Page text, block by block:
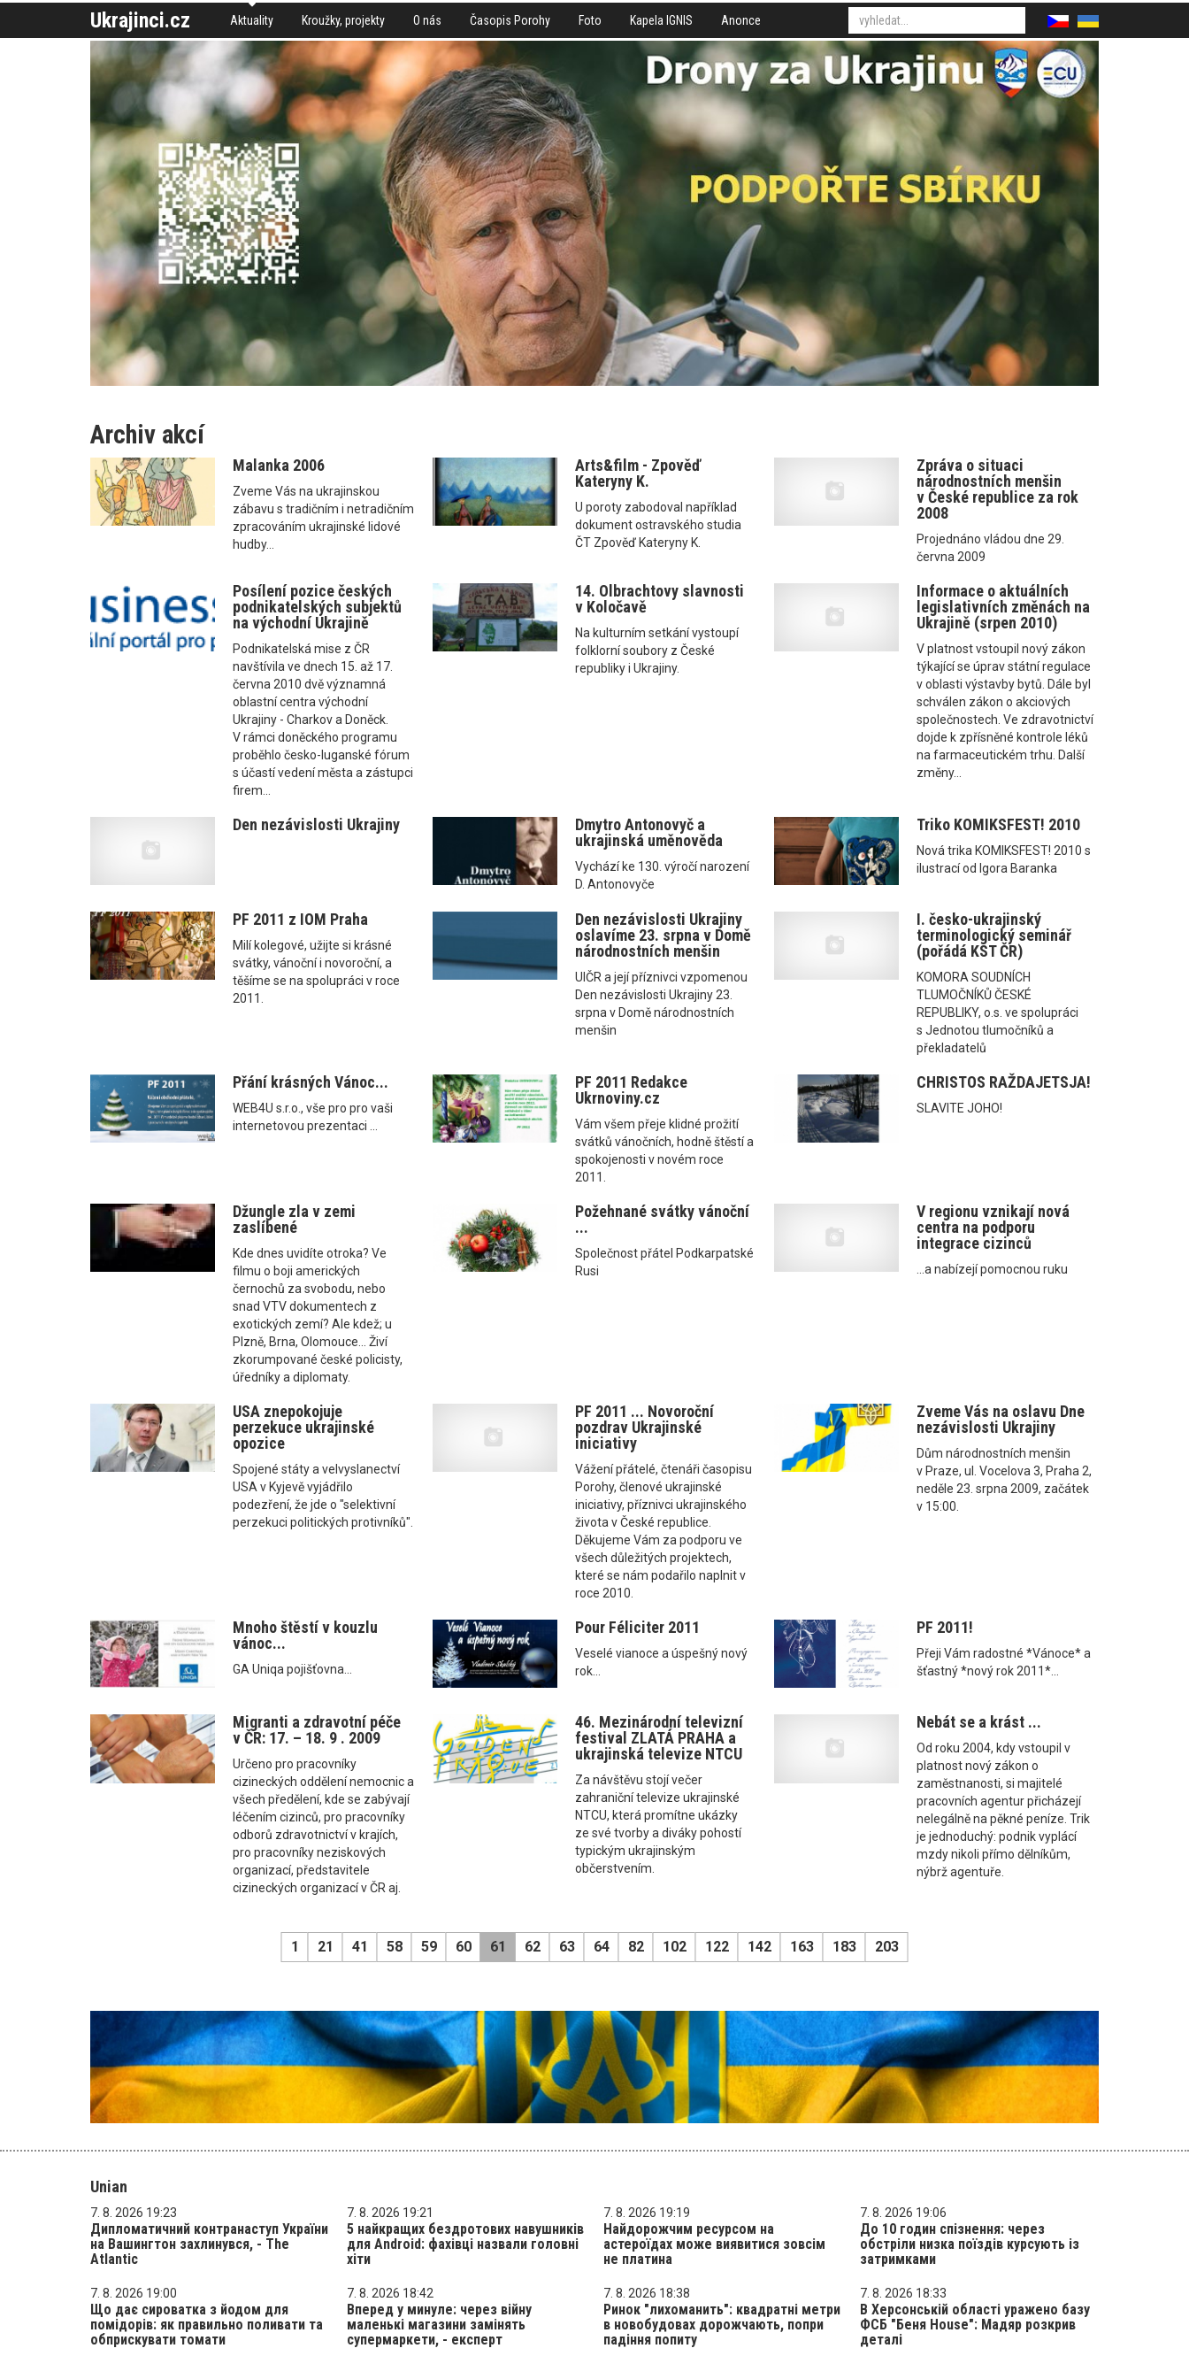
Ukrajinci.cz Aktuality Kroužky, projekty O nás Časopis Porohy Foto Kapela IGNIS Anonce
Archiv akcí
Malanka 2006
Zveme Vás na ukrajinskou
zábavu s tradičním i netradičním
zpracováním ukrajinské lidové
hudby...
Arts&film - Zpověď
Kateryny K.
U poroty zabodoval například
dokument ostravského studia
ČT Zpověď Kateryny K.
Zpráva o situaci
národnostních menšin
v České republice za rok
2008
Projednáno vládou dne 29.
června 2009
Posílení pozice českých
podnikatelských subjektů
na východní Ukrajině
Podnikatelská mise z ČR
navštívila ve dnech 15. až 17.
června 2010 dvě významná
oblastní centra východní
Ukrajiny - Charkov a Doněck.
V rámci doněckého programu
proběhlo česko-luganské fórum
s účastí vedení města a zástupci
firem...
14. Olbrachtovy slavnosti
v Koločavě
Na kulturním setkání vystoupí
folklorní soubory z České
republiky i Ukrajiny.
Informace o aktuálních
legislativních změnách na
Ukrajině (srpen 2010)
V platnost vstoupil nový zákon
týkající se úprav státní regulace
v oblasti výstavby bytů. Dále byl
schválen zákon o akciových
společnostech. Ve zdravotnictví
dojde k zpřísněné kontrole léků
na farmaceutickém trhu. Další
změny...
Den nezávislosti Ukrajiny
Dmytro Antonovyč a
ukrajinská uměnověda
Vychází ke 130. výročí narození
D. Antonovyče
Triko KOMIKSFEST! 2010
Nová trika KOMIKSFEST! 2010 s
ilustrací od Igora Baranka
PF 2011 z IOM Praha
Milí kolegové, užijte si krásné
svátky, vánoční i novoroční, a
těšíme se na spolupráci v roce
2011.
Den nezávislosti Ukrajiny
oslavíme 23. srpna v Domě
národnostních menšin
UIČR a její příznivci vzpomenou
Den nezávislosti Ukrajiny 23.
srpna v Domě národnostních
menšin
I. česko-ukrajinský
terminologický seminář
(pořádá KST ČR)
KOMORA SOUDNÍCH
TLUMOČNÍKŮ ČESKÉ
REPUBLIKY, o.s. ve spolupráci
s Jednotou tlumočníků a
překladatelů
Přání krásných Vánoc...
WEB4U s.r.o., vše pro pro vaši
internetovou prezentaci ...
PF 2011 Redakce
Ukrnoviny.cz
Vám všem přeje klidné prožití
svátků vánočních, hodně štěstí a
spokojenosti v novém roce
2011.
CHRISTOS RAŽDAJETSJA!
SLAVITE JOHO!
Džungle zla v zemi
zaslíbené
Kde dnes uvidíte otroka? Ve
filmu o boji amerických
černochů za svobodu, nebo
snad VTV dokumentech z
exotických zemí? Ale kdež; u
Plzně, Brna, Olomouce... Živí
zkorumpované české policisty,
úředníky a diplomaty.
Požehnané svátky vánoční
...
Společnost přátel Podkarpatské
Rusi
V regionu vznikají nová
centra na podporu
integrace cizinců
...a nabízejí pomocnou ruku
USA znepokojuje
perzekuce ukrajinské
opozice
Spojené státy a velvyslanectví
USA v Kyjevě vyjádřilo
podezření, že jde o "selektivní
perzekuci politických protivníků".
PF 2011 ... Novoroční
pozdrav Ukrajinské
iniciativy
Vážení přátelé, čtenáři časopisu
Porohy, členové ukrajinské
iniciativy, příznivci ukrajinského
života v České republice.
Děkujeme Vám za podporu ve
všech důležitých projektech,
které se nám podařilo naplnit v
roce 2010.
Zveme Vás na oslavu Dne
nezávislosti Ukrajiny
Dům národnostních menšin
v Praze, ul. Vocelova 3, Praha 2,
neděle 23. srpna 2009, začátek
v 15:00.
Mnoho štěstí v kouzlu
vánoc...
GA Uniqa pojišťovna...
Pour Féliciter 2011
Veselé vianoce a úspešný nový
rok...
PF 2011!
Přeji Vám radostné *Vánoce* a
šťastný *nový rok 2011*...
Migranti a zdravotní péče
v ČR: 17. – 18. 9 . 2009
Určeno pro pracovníky
cizineckých oddělení nemocnic a
všech předělení, kde se zabývají
léčením cizinců, pro pracovníky
odborů zdravotnictví v krajích,
pro pracovníky neziskových
organizací, představitele
cizineckých organizací v ČR aj.
46. Mezinárodní televizní
festival ZLATÁ PRAHA a
ukrajinská televize NTCU
Za návštěvu stojí večer
zahraniční televize ukrajinské
NTCU, která promítne ukázky
ze své tvorby a diváky pohostí
typickým ukrajinským
občerstvením.
Nebát se a krást ...
Od roku 2004, kdy vstoupil v
platnost nový zákon o
zaměstnanosti, si majitelé
pracovních agentur přicházejí
nelegálně na pěkné peníze. Trik
je jednoduchý: podnik vyplácí
mzdy nikoli přímo dělníkům,
nýbrž agentuře.
1 21 41 58 59 60 61 62 63 64 82 102 122 142 163 183 203
Unian
7. 8. 2026 19:23
Дипломатичний контранаступ України
на Вашингтон захлинувся, - The
Atlantic
7. 8. 2026 19:21
5 найкращих бездротових навушників
для Android: фахівці назвали головні
хіти
7. 8. 2026 19:19
Найдорожчим ресурсом на
астероїдах може виявитися зовсім
не платина
7. 8. 2026 19:06
До 10 годин спізнення: через
обстріли низка поїздів курсують із
затримками
7. 8. 2026 19:00
Що дає сироватка з йодом для
помідорів: як правильно поливати та
обприскувати томати
7. 8. 2026 18:42
Вперед у минуле: через війну
маленькі магазини замінять
супермаркети, - експерт
7. 8. 2026 18:38
Ринок "лихоманить": квадратні метри
в новобудовах дорожчають, попри
падіння попиту
7. 8. 2026 18:33
В Херсонській області уражено базу
ФСБ "Беня House": Мадяр розкрив
деталі